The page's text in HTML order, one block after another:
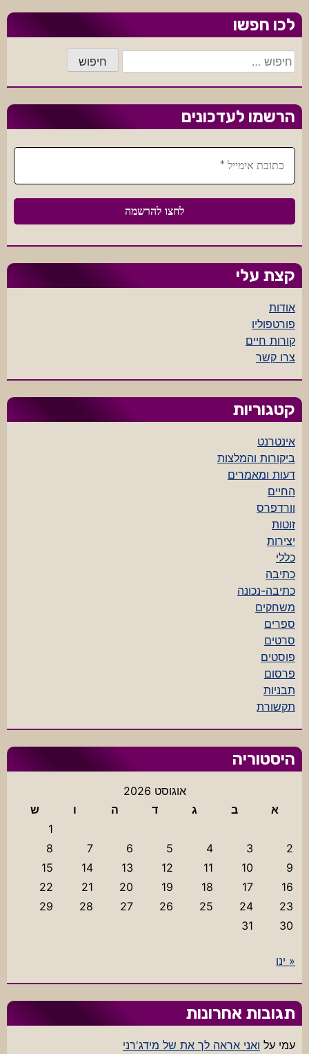
לכו חפשו
חיפוש:
הרשמו לעדכונים
קצת עלי
אודות
פורטפוליו
קורות חיים
צרו קשר
קטגוריות
אינטרנט
ביקורות והמלצות
דעות ומאמרים
החיים
וורדפרס
זוטות
יצירות
כללי
כתיבה
כתיבה-נכונה
משחקים
ספרים
סרטים
פוסטים
פרסום
תבניות
תקשורת
היסטוריה
אוגוסט 2026
א
ב ג ד ה ו
ש
1
2
3
4
5
6
7
8
9
10
11
12
13
14
15
16
17
18
19
20
21
22
23
24
25
26
27
28
29
30
31
« ינו
תגובות אחרונות
עמי על ואני אראה לך את של מידג'רני